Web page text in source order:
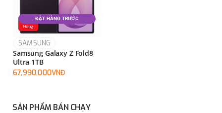
Hàng
ĐẶT HÀNG TRƯỚC
SAMSUNG
Samsung Galaxy Z Fold8
Ultra 1TB
67,990,000VNĐ
SẢN PHẨM BÁN CHẠY